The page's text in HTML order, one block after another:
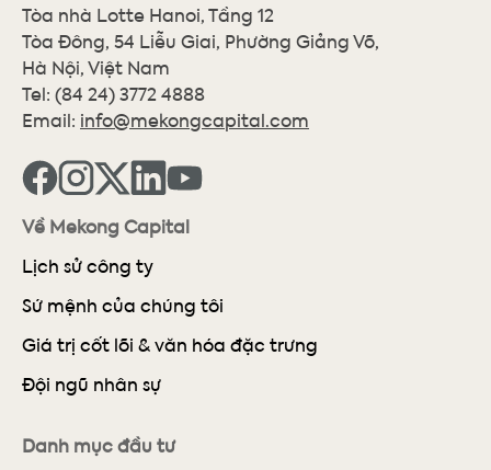
Tòa nhà Lotte Hanoi, Tầng 12
Tòa Đông, 54 Liễu Giai, Phường Giảng Võ,
Hà Nội, Việt Nam
Tel: (84 24) 3772 4888
Email: info@mekongcapital.com
Về Mekong Capital
Lịch sử công ty
Sứ mệnh của chúng tôi
Giá trị cốt lõi & văn hóa đặc trưng
Đội ngũ nhân sự
Danh mục đầu tư